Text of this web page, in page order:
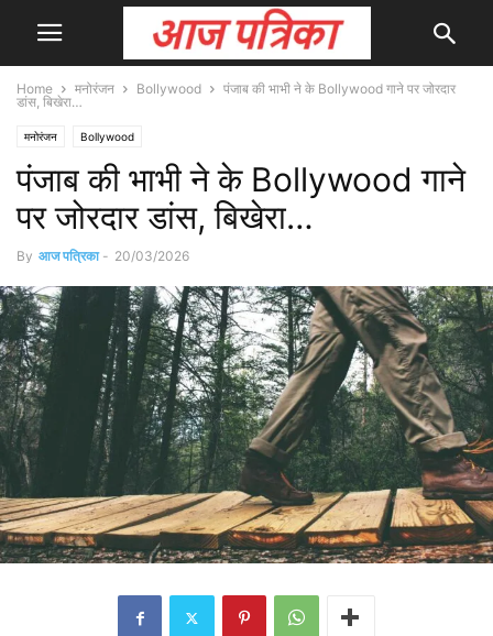
Home मनोरंजन Bollywood
पंजाब की भाभी ने के Bollywood गाने पर जोरदार
डांस, बिखेरा…
मनोरंजन Bollywood
पंजाब की भाभी ने के Bollywood गाने
पर जोरदार डांस, बिखेरा…
By आज पत्रिका - 20/03/2026